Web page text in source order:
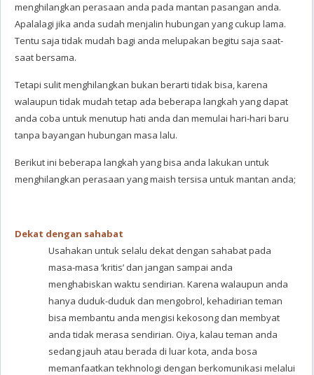
menghilangkan perasaan anda pada mantan pasangan anda.
Apalalagi jika anda sudah menjalin hubungan yang cukup lama.
Tentu saja tidak mudah bagi anda melupakan begitu saja saat-
saat bersama.
Tetapi sulit menghilangkan bukan berarti tidak bisa, karena
walaupun tidak mudah tetap ada beberapa langkah yang dapat
anda coba untuk menutup hati anda dan memulai hari-hari baru
tanpa bayangan hubungan masa lalu.
Berikut ini beberapa langkah yang bisa anda lakukan untuk
menghilangkan perasaan yang maish tersisa untuk mantan anda;
Dekat dengan sahabat
Usahakan untuk selalu dekat dengan sahabat pada
masa-masa ‘kritis’ dan jangan sampai anda
menghabiskan waktu sendirian. Karena walaupun anda
hanya duduk-duduk dan mengobrol, kehadirian teman
bisa membantu anda mengisi kekosong dan membyat
anda tidak merasa sendirian. Oiya, kalau teman anda
sedang jauh atau berada di luar kota, anda bosa
memanfaatkan tekhnologi dengan berkomunikasi melalui